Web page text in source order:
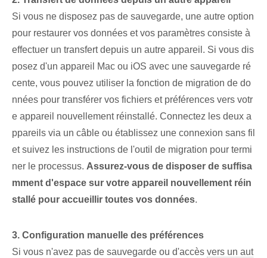
Si vous ne disposez pas de sauvegarde, une autre option
pour restaurer vos données et vos paramètres consiste à
effectuer un transfert depuis un autre appareil. Si vous dis
posez d'un appareil Mac ou iOS avec une sauvegarde ré
cente, vous pouvez utiliser la fonction de migration de do
nnées pour transférer vos fichiers et préférences vers votr
e appareil nouvellement réinstallé. Connectez les deux a
ppareils via un câble ou établissez une connexion sans fil
et suivez les instructions de l'outil de migration pour termi
ner le processus. Assurez-vous de disposer de suffisa
mment d'espace sur votre appareil⁣ nouvellement réin
stallé pour accueillir toutes vos⁢ données.
3. Configuration manuelle des préférences
Si vous n'avez pas de sauvegarde ou d'accès vers un aut